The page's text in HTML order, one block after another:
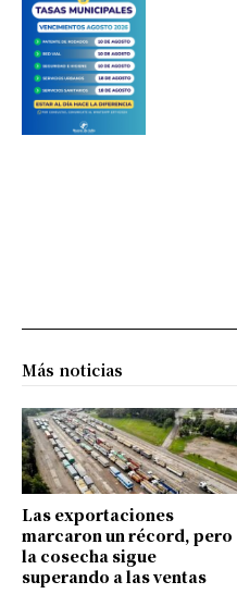
Más noticias
Las exportaciones
marcaron un récord, pero
la cosecha sigue
superando a las ventas